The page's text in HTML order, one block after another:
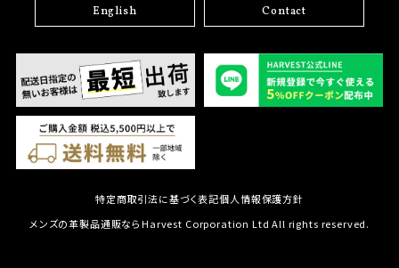
English Contact
特定商取引法に基づく表記個人情報保護方針
メンズの革製品通販ならHarvest Corporation Ltd All rights reserved.